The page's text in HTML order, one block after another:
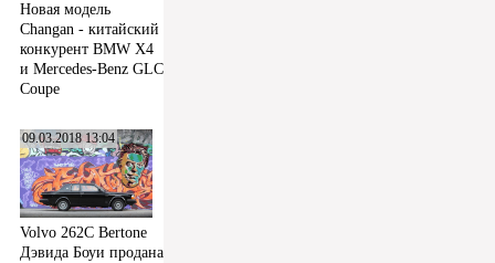
Новая модель
Changan - китайский
конкурент BMW X4
и Mercedes-Benz GLC
Coupe
09.03.2018 13:04
Volvo 262C Bertone
Дэвида Боуи продана